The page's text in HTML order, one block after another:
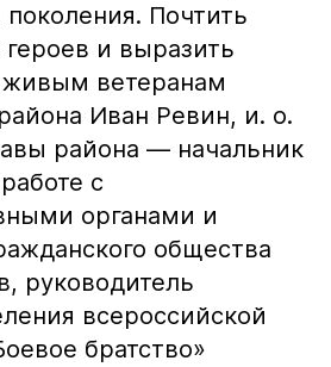
Почтить
и выразить
живым ветеранам
Иван Ревин, и. о.
района — начальник
с
органами и
общества
руководитель
всероссийской
братство»